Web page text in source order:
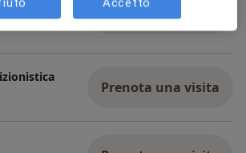
Prenota una visita
Prenota una visita